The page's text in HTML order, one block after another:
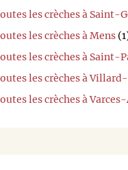
les crèches à Saint-
les crèches à Mens
les crèches à Saint-
les crèches à
les crèches à